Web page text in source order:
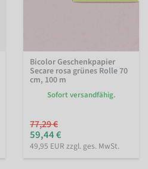
Bicolor Geschenkpapier
Secare rosa grünes Rolle 70
cm, 100 m
Sofort versandfähig.
77,29 €
59,44 €
49,95 EUR zzgl. ges. MwSt.